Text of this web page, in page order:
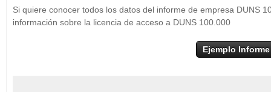
Si quiere conocer todos los datos del informe de empresa DUNS
información sobre la licencia de acceso a DUNS 100.000
Ejemplo Informe